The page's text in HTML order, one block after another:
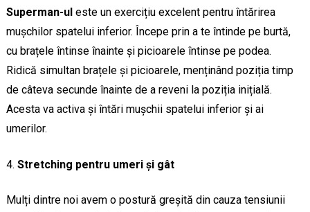
Superman-ul este un exercițiu excelent pentru întărirea
mușchilor spatelui inferior. Începe prin a te întinde pe burtă,
cu brațele întinse înainte și picioarele întinse pe podea.
Ridică simultan brațele și picioarele, menținând poziția timp
de câteva secunde înainte de a reveni la poziția inițială.
Acesta va activa și întări mușchii spatelui inferior și ai
umerilor.
Stretching pentru umeri și gât
Mulți dintre noi avem o postură greșită din cauza tensiunii